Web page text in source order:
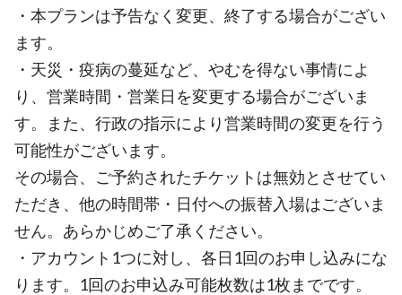
・本プランは予告なく変更、終了する場合がござい
ます。
・天災・疫病の蔓延など、やむを得ない事情によ
り、営業時間・営業日を変更する場合がございま
す。また、行政の指示により営業時間の変更を行う
可能性がございます。
その場合、ご予約されたチケットは無効とさせてい
ただき、他の時間帯・日付への振替入場はございま
せん。あらかじめご了承ください。
・アカウント1つに対し、各日1回のお申し込みにな
ります。1回のお申込み可能枚数は1枚までです。